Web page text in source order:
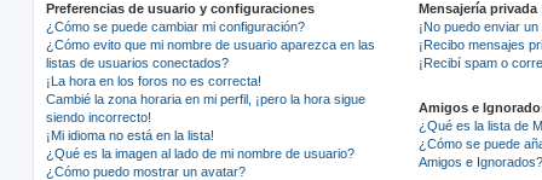
Preferencias de usuario y configuraciones
¿Cómo se puede cambiar mi configuración?
¿Cómo evito que mi nombre de usuario aparezca en las
listas de usuarios conectados?
¡La hora en los foros no es correcta!
Cambié la zona horaria en mi perfil, ¡pero la hora sigue
siendo incorrecto!
¡Mi idioma no está en la lista!
¿Qué es la imagen al lado de mi nombre de usuario?
¿Cómo puedo mostrar un avatar?
Mensajería privada
¡No puedo enviar
¡Recibo mensajes
¡Recibí spam o
Amigos e
¿Qué es la lista de
¿Cómo se puede
Amigos e Ignorados?